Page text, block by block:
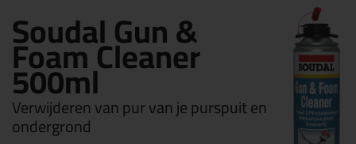
Soudal Gun &
Foam Cleaner
500ml
Verwijderen van pur van je purspuit en
ondergrond